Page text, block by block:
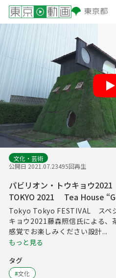
Play
文化・芸術
公開日 2021.07.23495回再生
パビリオン・トウキョウ
TOKYO 2021 Tea House
Tokyo Tokyo FESTIVAL スペ
キョウ2021藤森照信氏による、
感覚でお楽しみください設計...
もっと見る
タグ
#文化